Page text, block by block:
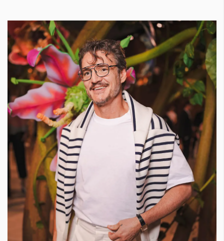
Цветно
Гурме
Пътувай
Wellness
ModerenDom
СЛЕДВАЙТЕ НИ
Facebook Instagram Twitter
Pinterest
YouTube
Spotify Soundcloud
Ако нашият сайт ви харесва, можете да се абонирате за
седмичния ни нюзлетър тук:
© 2026, HighViewArt | Всички права запазени